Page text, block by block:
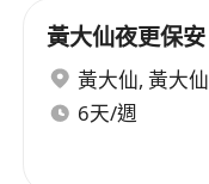
黃大仙夜更保安
黃大仙, 黃大仙
6天/週